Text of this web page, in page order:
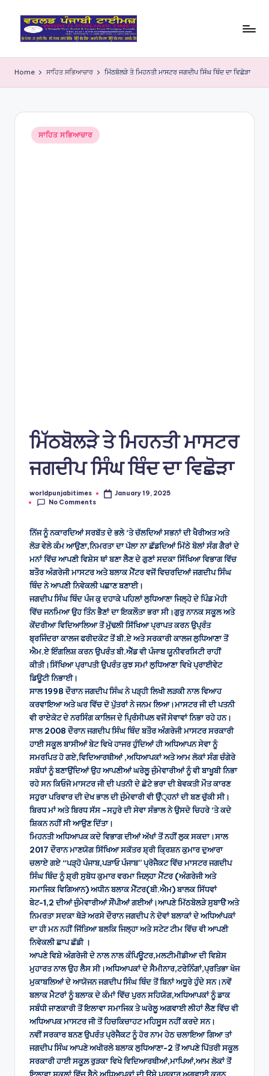
o
rl
d
Home ਸਾਹਿਤ ਸਭਿਆਚਾਰ ਮਿੱਠਬੋਲੜੇ ਤੇ ਮਿਹਨਤੀ ਮਾਸਟਰ ਜਗਦੀਪ ਸਿੰਘ ਥਿੰਦ ਦਾ ਵਿਛੋੜਾ
Posted
in
ਸਾਹਿਤ ਸਭਿਆਚਾਰ
ਮਿੱਠਬੋਲੜੇ ਤੇ ਮਿਹਨਤੀ ਮਾਸਟਰ
ਜਗਦੀਪ ਸਿੰਘ ਥਿੰਦ ਦਾ ਵਿਛੋੜਾ
Posted
by
worldpunjabitimes
January 19, 2025
No Comments
ਨਿੱਜ ਨੂੰ ਨਕਾਰਦਿਆਂ ਸਰਬੱਤ ਦੇ ਭਲੇ ‘ਤੇ ਚੱਲਦਿਆਂ ਸਭਨਾਂ ਦੀ ਖੈਰੀਅਤ ਅਤੇ
ਲੋੜ ਵੇਲੇ ਕੰਮ ਆਉਣਾ,ਨਿਮਰਤਾ ਦਾ ਪੱਲਾ ਨਾ ਛੱਡਦਿਆਂ ਮਿੱਠੇ ਬੋਲਾਂ ਸੰਗ ਗੈਰਾਂ ਦੇ
ਮਨਾਂ ਵਿੱਚ ਆਪਣੀ ਵਿਸ਼ੇਸ ਥਾਂ ਬਣਾ ਲੈਣ ਦੇ ਗੁਣਾਂ ਸਦਕਾ ਸਿੱਖਿਆ ਵਿਭਾਗ ਵਿੱਚ
ਬਤੌਰ ਅੰਗਰੇਜੀ ਮਾਸਟਰ ਅਤੇ ਬਲਾਕ ਮੈਂਟਰ ਵਜੋਂ ਵਿਚਰਦਿਆਂ ਜਗਦੀਪ ਸਿੰਘ
ਥਿੰਦ ਨੇ ਆਪਣੀ ਨਿਵੇਕਲੀ ਪਛਾਣ ਬਣਾਈ।
ਜਗਦੀਪ ਸਿੰਘ ਥਿੰਦ ਪੰਜ ਕੁ ਦਹਾਕੇ ਪਹਿਲਾਂ ਲੁਧਿਆਣਾ ਜਿਲ੍ਹੇ ਦੇ ਪਿੰਡ ਮੋਹੀ
ਵਿੱਚ ਜਨਮਿਆ ਉਹ ਤਿੰਨ ਭੈਣਾਂ ਦਾ ਇਕਲੌਤਾ ਭਰਾ ਸੀ।ਗੁਰੁ ਨਾਨਕ ਸਕੂਲ ਅਤੇ
ਕੇਂਦਰੀਆ ਵਿਦਿਆਲਿਆ ਤੋਂ ਮੁੱਢਲੀ ਸਿੱਖਿਆ ਪ੍ਰਾਪਤ ਕਰਨ ਉਪ੍ਰੰਤ
ਬ੍ਰਜਿੰਦਰਾ ਕਾਲਜ ਫਰੀਦਕੋਟ ਤੋਂ ਬੀ.ਏ ਅਤੇ ਸਰਕਾਰੀ ਕਾਲਜ ਲੁਧਿਆਣਾ ਤੋਂ
ਐਮ.ਏ ਇੰਗਲਿਸ਼ ਕਰਨ ਉਪਰੰਤ ਬੀ.ਐੱਡ ਵੀ ਪੰਜਾਬ ਯੂਨੀਵਰਸਿਟੀ ਰਾਹੀਂ
ਕੀਤੀ।ਸਿੱਖਿਆ ਪ੍ਰਾਪਤੀ ਉਪਰੰਤ ਕੁਝ ਸਮਾਂ ਲੁਧਿਆਣਾ ਵਿਖੇ ਪ੍ਰਾਈਵੇਟ
ਡਿਊਟੀ ਨਿਭਾਈ।
ਸਾਲ 1998 ਦੌਰਾਨ ਜਗਦੀਪ ਸਿੰਘ ਨੇ ਪੜ੍ਹੀ ਲਿਖੀ ਲੜਕੀ ਨਾਲ ਵਿਆਹ
ਕਰਵਾਇਆ ਅਤੇ ਘਰ ਵਿੱਚ ਦੋ ਪੁੱਤਰਾਂ ਨੇ ਜਨਮ ਲਿਆ।ਮਾਸਟਰ ਜੀ ਦੀ ਪਤਨੀ
ਵੀ ਰਾਏਕੋਟ ਦੇ ਨਰਸਿੰਗ ਕਾਲਿਜ ਦੇ ਪ੍ਰਿੰਸੀਪਲ ਵਜੋਂ ਸੇਵਾਵਾਂ ਨਿਭਾ ਰਹੇ ਹਨ।
ਸਾਲ 2008 ਦੌਰਾਨ ਜਗਦੀਪ ਸਿੰਘ ਥਿੰਦ ਬਤੌਰ ਅੰਗਰੇਜੀ ਮਾਸਟਰ ਸਰਕਾਰੀ
ਹਾਈ ਸਕੂਲ ਬਾਸੀਆਂ ਬੇਟ ਵਿਖੇ ਹਾਜਰ ਹੁੰਦਿਆਂ ਹੀ ਅਧਿਆਪਨ ਸੇਵਾ ਨੂੰ
ਸਮਰਪਿਤ ਹੋ ਗਏ,ਵਿਦਿਆਰਥੀਆਂ ,ਅਧਿਆਪਕਾਂ ਅਤੇ ਆਮ ਲੋਕਾਂ ਸੰਗ ਚੰਗੇਰੇ
ਸਬੰਧਾਂ ਨੂੰ ਬਣਾਉਂਦਿਆਂ ਉਹ ਆਪਣੀਆਂ ਘਰੇਲੂ ਜੁੰਮੇਵਾਰੀਆਂ ਨੂੰ ਵੀ ਬਾਖੂਬੀ ਨਿਭਾ
ਰਹੇ ਸਨ ਕਿਓਜੋ ਮਾਸਟਰ ਜੀ ਦੀ ਪਤਨੀ ਦੇ ਛੋਟੇ ਭਰਾ ਦੀ ਬੇਵਕਤੀ ਮੌਤ ਕਾਰਣ
ਸਹੁਰਾ ਪਰਿਵਾਰ ਦੀ ਦੇਖ ਭਾਲ ਦੀ ਜੁੰਮੇਵਾਰੀ ਵੀ ਉੰਂ੍ਹਨਾਂ ਦੀ ਬਣ ਚੁੱਕੀ ਸੀ।
ਬਿਰਧ ਮਾਂ ਅਤੇ ਬਿਰਧ ਸੱਸ –ਸਹੁਰੇ ਦੀ ਸੇਵਾ ਸੰਭਾਲ ਨੇ ਉਸਦੇ ਚਿਹਰੇ ‘ਤੇ ਕਦੇ
ਸ਼ਿਕਨ ਨਹੀਂ ਸੀ ਆਉਣ ਦਿੱਤਾ।
ਮਿਹਨਤੀ ਅਧਿਆਪਕ ਕਦੇ ਵਿਭਾਗ ਦੀਆਂ ਅੱਖਾਂ ਤੋਂ ਨਹੀਂ ਲੁਕ ਸਕਦਾ।ਸਾਲ
2017 ਦੌਰਾਨ ਮਾਣਯੋਗ ਸਿੱਖਿਆ ਸਕੱਤਰ ਸ਼੍ਰੀ ਕ੍ਰਿਸ਼ਨ ਕੁਮਾਰ ਦੁਆਰਾ
ਚਲਾਏ ਗਏ “ਪੜ੍ਹੋ ਪੰਜਾਬ,ਪੜਾਓ ਪੰਜਾਬ” ਪ੍ਰੋਜੈਕਟ ਵਿੱਚ ਮਾਸਟਰ ਜਗਦੀਪ
ਸਿੰਘ ਥਿੰਦ ਨੂੰ ਸ਼੍ਰੀ ਸੁਬੋਧ ਕੁਮਾਰ ਵਰਮਾ ਜਿਲ਼੍ਹਾ ਮੈਂਟਰ (ਅੰਗਰੇਜੀ ਅਤੇ
ਸਮਾਜਿਕ ਵਿਗਿਆਨ) ਅਧੀਨ ਬਲਾਕ ਮੈਂਟਰ(ਬੀ.ਐਮ) ਬਾਲਕ ਸਿੱਧਵਾਂ
ਬੇਟ-1,2 ਦੀਆਂ ਜੁੰਮੇਵਾਰੀਆਂ ਸੌਂਪੀਆਂ ਗਈਆਂ।ਆਪਣੇ ਮਿੱਠਬੋਲੜੇ ਸੁਬਾੳੇ ਅਤੇ
ਨਿਮਰਤਾ ਸਦਕਾ ਥੋੜੇ ਅਰਸੇ ਦੌਰਾਨ ਜਗਦੀਪ ਨੇ ਦੋਵਾਂ ਬਲਾਕਾਂ ਦੇ ਅਧਿਆਂਪਕਾਂ
ਦਾ ਹੀ ਮਨ ਨਹੀਂ ਜਿੱਤਿਆ ਬਲਕਿ ਜਿਲ੍ਹਾ ਅਤੇ ਸਟੇਟ ਟੀਮ ਵਿੱਚ ਵੀ ਆਪਣੀ
ਨਿਵੇਕਲੀ ਛਾਪ ਛੱਡੀ ।
ਆਪਣੇ ਵਿਸ਼ੇ ਅੰਗਰੇਜੀ ਦੇ ਨਾਲ ਨਾਲ ਕੰਪਿਊਟਰ,ਮਲਟੀਮੀਡੀਆ ਦੀ ਵਿਸ਼ੇਸ
ਮੁਹਾਰਤ ਨਾਲ ਉਹ ਲੈਸ ਸੀ।ਅਧਿਆਪਕਾਂ ਦੇ ਸੈਮੀਨਾਰ,ਟਰੇਨਿੰਗਾਂ,ਪ੍ਰਤਿਭਾ ਖੋਜ
ਮੁਕਾਬਲਿਆਂ ਦੇ ਆਯੋਜਨ ਜਗਦੀਪ ਸਿੰਘ ਥਿੰਦ ਤੋਂ ਬਿਨਾਂ ਅਧੂਰੇ ਹੁੰਦੇ ਸਨ।ਨਵੇਂ
ਬਲਾਕ ਮੈਟਰਾਂ ਨੂੰ ਬਲਾਕ ਦੇ ਕੰਮਾਂ ਵਿੱਚ ਪੁਰਨ ਸਹਿਯੋਗ,ਅਧਿਆਪਕਾਂ ਨੂੰ ਡਾਕ
ਸਬੰਧੀ ਜਾਣਕਾਰੀ ਤੋਂ ਇਲਾਵਾ ਸਮਾਜਿਕ ਤੇ ਘਰੇਲੂ ਅਗਵਾਈ ਲੀਹਾਂ ਲੈਣ ਵਿੱਚ ਵੀ
ਅਧਿਆਪਕ ਮਾਸਟਰ ਜੀ ਤੋਂ ਹਿਚਕਿਚਾਹਟ ਮਹਿਸੂਸ ਨਹੀਂ ਕਰਦੇ ਸਨ।
ਨਵੀਂ ਸਰਕਾਰ ਬਨਣ ਉਪਰੰਤ ਪ੍ਰੋਜੈਕਟ ਨੂੰ ਹੋਰ ਨਾਮ ਹੇਠ ਚਲਾਇਆ ਗਿਆ ਤਾਂ
ਜਗਦੀਪ ਸਿੰਘ ਆਪਣੇ ਅਖੀਰਲੇ ਬਲਾਕ ਲੁਧਿਆਣਾ-2 ਤੋਂ ਆਪਣੇ ਪਿੱਤਰੀ ਸਕੂਲ
ਸਰਕਾਰੀ ਹਾਈ ਸਕੂਲ਼ ਰੁੜਕਾ ਵਿਖੇ ਵਿਦਿਆਰਥੀਆਂ,ਮਾਪਿਆਂ,ਆਮ ਲੋਕਾਂ ਤੋਂ